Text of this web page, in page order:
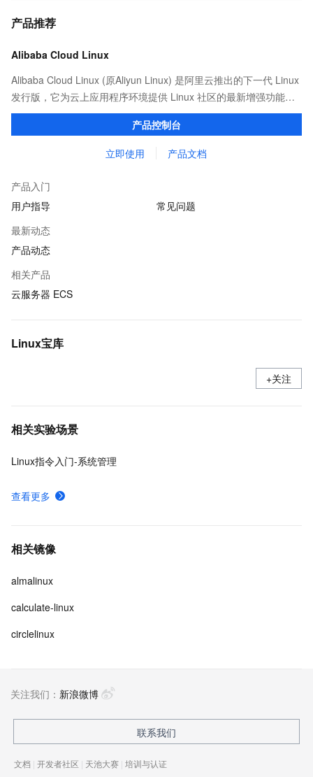
产品推荐
Alibaba Cloud Linux
Alibaba Cloud Linux (原Aliyun Linux) 是阿里云推出的下一代 Linux
发行版，它为云上应用程序环境提供 Linux 社区的最新增强功能，
在提供云上最佳用户体验的同时，也针对阿里云基础设施做了深度
产品控制台
立即使用 产品文档
产品入门
用户指导
常见问题
最新动态
产品动态
相关产品
云服务器 ECS
Linux宝库
+关注
相关实验场景
Linux指令入门-系统管理
查看更多
相关镜像
almalinux
calculate-linux
circlelinux
关注我们： 新浪微博
联系我们
文档 | 开发者社区 | 天池大赛 | 培训与认证